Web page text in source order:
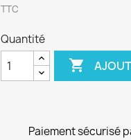
TTC
Quantité

Paiement sécurisé